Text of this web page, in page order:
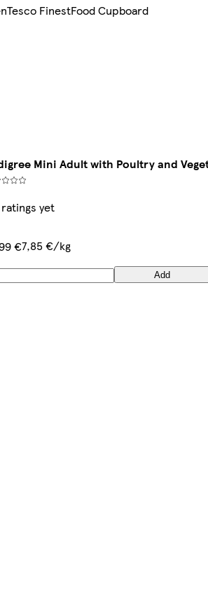
Tesco FinestFood Cupboard
Mini Adult with Poultry and
yet
€7,85 €/kg
Add